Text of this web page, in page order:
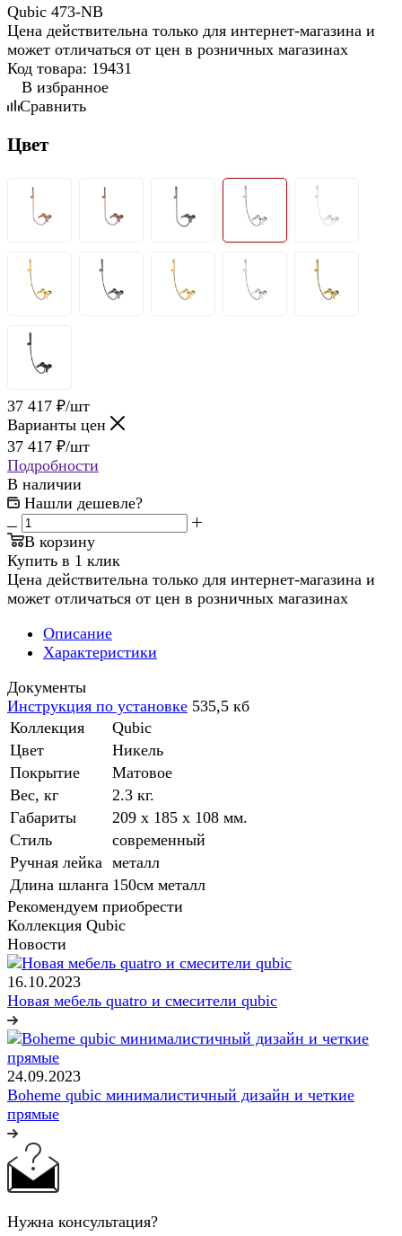
Цена действительна только для интернет-магазина и
может отличаться от цен в розничных магазинах
Код товара: 19431
В избранное
Сравнить
Цвет
37 417 ₽/шт
Варианты цен
37 417 ₽/шт
Подробности
В наличии
Нашли дешевле?
В корзину
Купить в 1 клик
Цена действительна только для интернет-магазина и
может отличаться от цен в розничных магазинах
Описание
Характеристики
Документы
Инструкция по установке 535,5 кб
Коллекция
Qubic
Цвет
Никель
Покрытие
Матовое
Вес, кг
2.3 кг.
Габариты
209 x 185 x 108 мм.
Стиль
современный
Ручная лейка металл
Длина шланга 150см металл
Рекомендуем приобрести
Коллекция Qubic
Новости
16.10.2023
Новая мебель quatro и смесители qubic
24.09.2023
Boheme qubic минималистичный дизайн и четкие
прямые
Нужна консультация?